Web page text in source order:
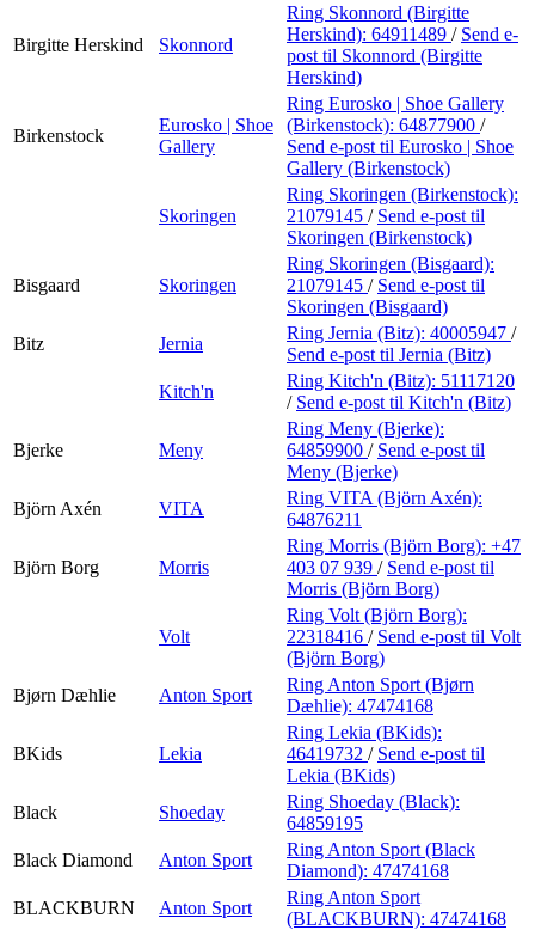
Birgitte Herskind Skonnord
Ring Skonnord (Birgitte
Herskind): 64911489 / Send e-
post til Skonnord (Birgitte
Herskind)
Birkenstock
Eurosko | Shoe
Gallery
Ring Eurosko | Shoe Gallery
(Birkenstock): 64877900 /
Send e-post til Eurosko | Shoe
Gallery (Birkenstock)
Skoringen
Ring Skoringen (Birkenstock):
21079145 / Send e-post til
Skoringen (Birkenstock)
Bisgaard Skoringen
Ring Skoringen (Bisgaard):
21079145 / Send e-post til
Skoringen (Bisgaard)
Bitz
Jernia
Ring Jernia (Bitz): 40005947 /
Send e-post til Jernia (Bitz)
Kitch'n
Ring Kitch'n (Bitz): 51117120
/ Send e-post til Kitch'n (Bitz)
Bjerke Meny
Ring Meny (Bjerke):
64859900 / Send e-post til
Meny (Bjerke)
Björn Axén
VITA
Ring VITA (Björn Axén):
64876211
Björn Borg Morris
Ring Morris (Björn Borg): +47
403 07 939 / Send e-post til
Morris (Björn Borg)
Volt
Ring Volt (Björn Borg):
22318416 / Send e-post til Volt
(Björn Borg)
Bjørn Dæhlie
Anton Sport
Ring Anton Sport (Bjørn
Dæhlie): 47474168
BKids Lekia
Ring Lekia (BKids):
46419732 / Send e-post til
Lekia (BKids)
Black
Shoeday
Ring Shoeday (Black):
64859195
Black Diamond
Anton Sport
Ring Anton Sport (Black
Diamond): 47474168
BLACKBURN
Anton Sport
Ring Anton Sport
(BLACKBURN): 47474168